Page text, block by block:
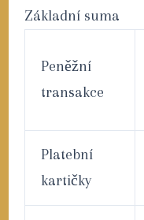
Základní suma
Peněžní
transakce
Platební
kartičky